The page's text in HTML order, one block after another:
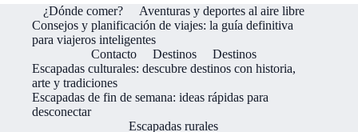
¿Dónde comer?
Aventuras y deportes al aire libre
Consejos y planificación de viajes: la guía definitiva
para viajeros inteligentes
Contacto
Destinos
Destinos
Escapadas culturales: descubre destinos con historia,
arte y tradiciones
Escapadas de fin de semana: ideas rápidas para
desconectar
Escapadas rurales